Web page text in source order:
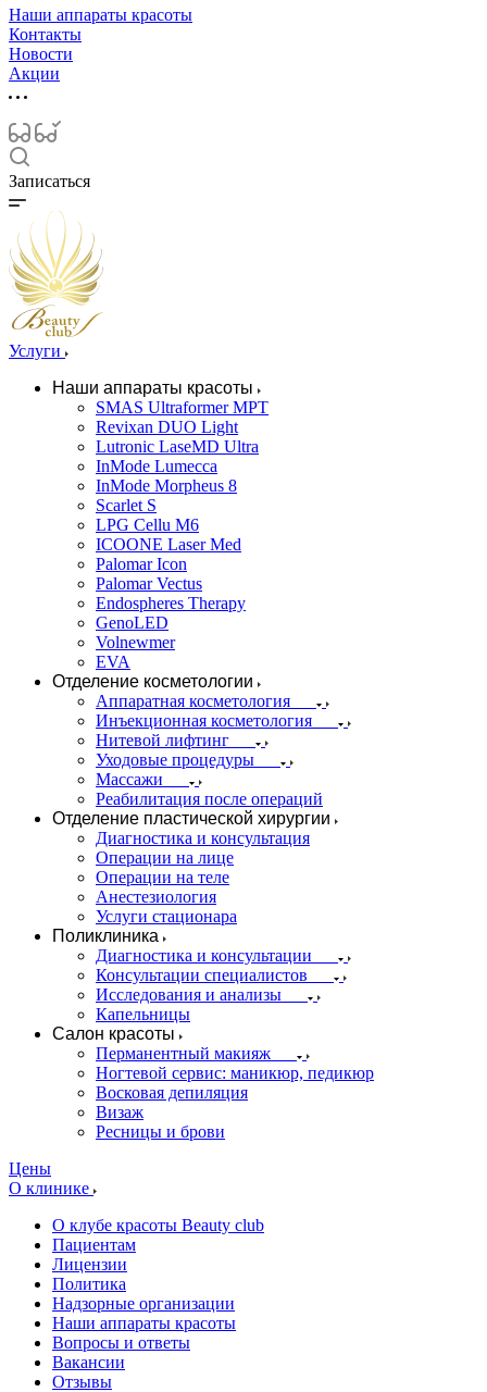
Наши аппараты красоты
Контакты
Новости
Акции
Записаться
Услуги
Наши аппараты красоты
SMAS Ultraformer MPT
Revixan DUO Light
Lutronic LaseMD Ultra
InMode Lumecca
InMode Morpheus 8
Scarlet S
LPG Cellu M6
ICOONE Laser Med
Palomar Icon
Palomar Vectus
Endospheres Therapy
GenoLED
Volnewmer
EVA
Отделение косметологии
Аппаратная косметология
Инъекционная косметология
Нитевой лифтинг
Уходовые процедуры
Массажи
Реабилитация после операций
Отделение пластической хирургии
Диагностика и консультация
Операции на лице
Операции на теле
Анестезиология
Услуги стационара
Поликлиника
Диагностика и консультации
Консультации специалистов
Исследования и анализы
Капельницы
Салон красоты
Перманентный макияж
Ногтевой сервис: маникюр, педикюр
Восковая депиляция
Визаж
Ресницы и брови
Цены
О клинике
О клубе красоты Beauty club
Пациентам
Лицензии
Политика
Надзорные организации
Наши аппараты красоты
Вопросы и ответы
Вакансии
Отзывы